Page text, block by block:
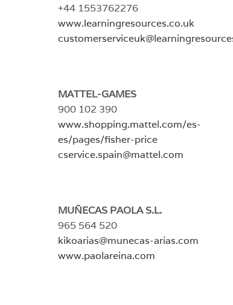
+44 1553762276
www.learningresources.co.uk
MATTEL-GAMES
900 102 390
www.shopping.mattel.com/es-
es/pages/fisher-price
cservice.spain@mattel.com
MUÑECAS PAOLA S.L.
965 564 520
kikoarias@munecas-arias.com
www.paolareina.com